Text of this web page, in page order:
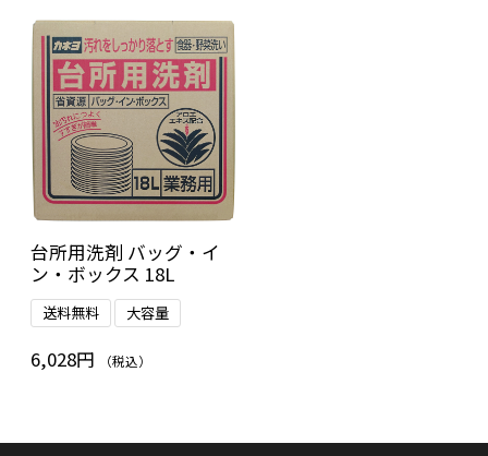
台所用洗剤 バッグ・イ
ン・ボックス 18L
送料無料 大容量
6,028円 （税込）